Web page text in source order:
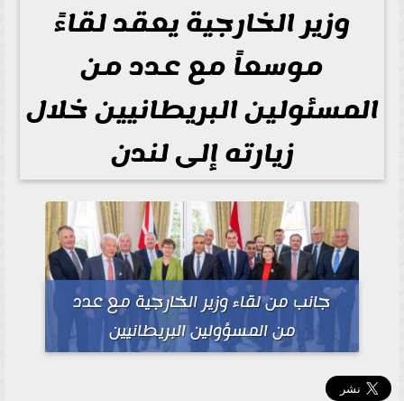
وزير الخارجية يعقد لقاءً
موسعاً مع عدد من
المسئولين البريطانيين خلال
زيارته إلى لندن
جانب من لقاء وزير الخارجية مع عدد
من المسؤولين البريطانيين